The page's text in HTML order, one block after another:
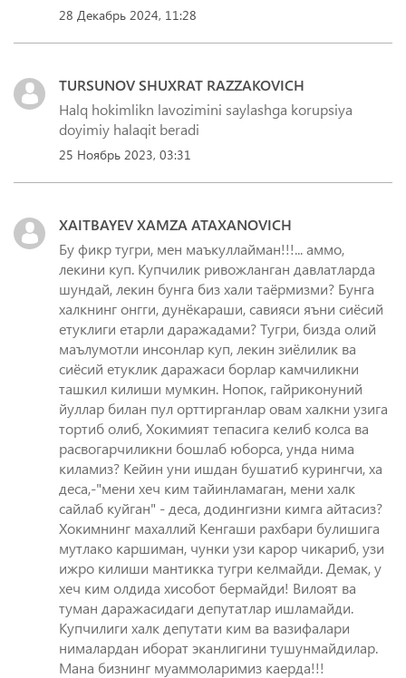
28 Декабрь 2024, 11:28
TURSUNOV SHUXRAT RAZZAKOVICH
Halq hokimlikn lavozimini saylashga korupsiya
doyimiy halaqit beradi
25 Ноябрь 2023, 03:31
XAITBAYEV XAMZA ATAXANOVICH
Бу фикр тугри, мен маъкуллайман!!!... аммо,
лекини куп. Купчилик ривожланган давлатларда
шундай, лекин бунга биз хали таёрмизми? Бунга
халкнинг онгги, дунёкараши, савияси яъни сиёсий
етуклиги етарли даражадами? Тугри, бизда олий
маълумотли инсонлар куп, лекин зиёлилик ва
сиёсий етуклик даражаси борлар камчиликни
ташкил килиши мумкин. Нопок, гайриконуний
йуллар билан пул орттирганлар овам халкни узига
тортиб олиб, Хокимият тепасига келиб колса ва
расвогарчиликни бошлаб юборса, унда нима
киламиз? Кейин уни ишдан бушатиб курингчи, ха
деса,-"мени хеч ким тайинламаган, мени халк
сайлаб куйган" - деса, додингизни кимга айтасиз?
Хокимнинг махаллий Кенгаши рахбари булишига
мутлако каршиман, чунки узи карор чикариб, узи
ижро килиши мантикка тугри келмайди. Демак, у
хеч ким олдида хисобот бермайди! Вилоят ва
туман даражасидаги депутатлар ишламайди.
Купчилиги халк депутати ким ва вазифалари
нималардан иборат эканлигини тушунмайдилар.
Мана бизнинг муаммоларимиз каерда!!!